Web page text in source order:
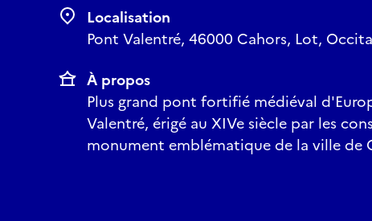
Localisation
Pont Valentré, 46000 Cahors, Lot,
À propos
Plus grand pont fortifié médiéval
Valentré, érigé au XIVe siècle par les
monument emblématique de la ville de